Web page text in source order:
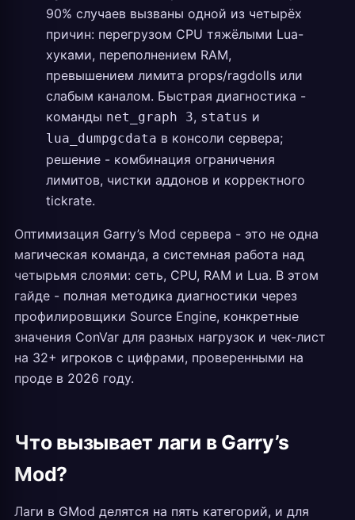
90% случаев вызваны одной из четырёх
причин: перегрузом CPU тяжёлыми Lua-
хуками, переполнением RAM,
превышением лимита props/ragdolls или
слабым каналом. Быстрая диагностика -
команды net_graph 3, status и
lua_dumpgcdata в консоли сервера;
решение - комбинация ограничения
лимитов, чистки аддонов и корректного
tickrate.
Оптимизация Garry’s Mod сервера - это не одна
магическая команда, а системная работа над
четырьмя слоями: сеть, CPU, RAM и Lua. В этом
гайде - полная методика диагностики через
профилировщики Source Engine, конкретные
значения ConVar для разных нагрузок и чек-лист
на 32+ игроков с цифрами, проверенными на
проде в 2026 году.
Что вызывает лаги в Garry’s
Mod?
Лаги в GMod делятся на пять категорий, и для